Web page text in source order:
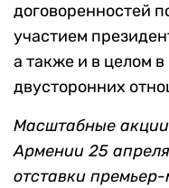
договоренностей
участием
а также и в целом
двусторонних
Масштабные акции
Армении 25
отставки